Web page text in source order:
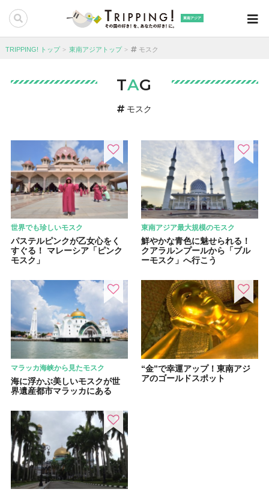
東南アジア
TRIPPING! トップ 東南アジアトップ モスク
TAG
モスク
世界でも珍しいモスク
パステルピンクが乙女心をく
すぐる！ マレーシア「ピンク
モスク」
東南アジア最大規模のモスク
鮮やかな青色に魅せられる！
クアラルンプールから「ブル
ーモスク」へ行こう
マラッカ海峡から見たモスク
海に浮かぶ美しいモスクが世
界遺産都市マラッカにある
“金”で幸運アップ！東南アジ
アのゴールドスポット